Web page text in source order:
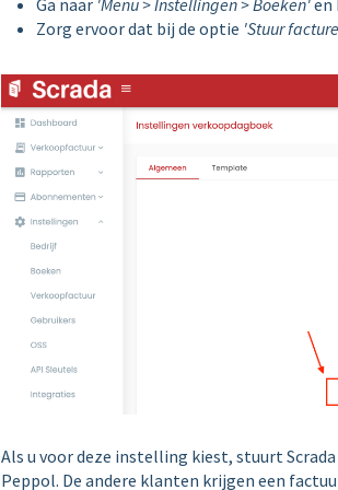
Ga naar 'Menu > Instellingen > Boeken'en
Zorg ervoor dat bij de optie 'Stuur
Als u voor deze instelling kiest, stuurt
Peppol. De andere klanten krijgen een